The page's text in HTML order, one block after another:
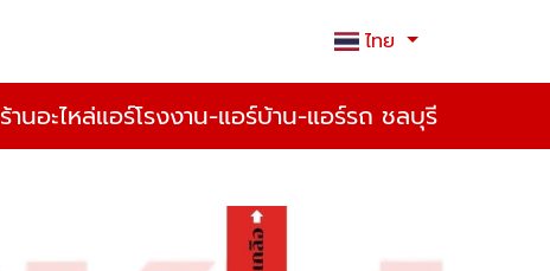
ไทย
ร้านอะไหล่แอร์โรงงาน-แอร์บ้าน-แอร์รถ ชลบุรี